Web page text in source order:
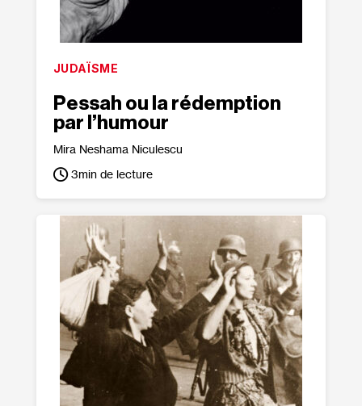
JUDAÏSME
Pessah ou la rédemption
par l’humour
Mira Neshama Niculescu
3min de lecture